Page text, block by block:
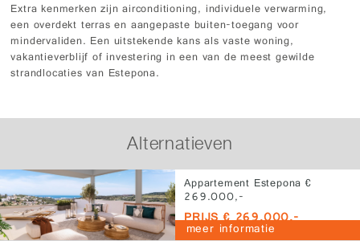
Extra kenmerken zijn airconditioning, individuele verwarming,
een overdekt terras en aangepaste buiten-toegang voor
mindervaliden. Een uitstekende kans als vaste woning,
vakantieverblijf of investering in een van de meest gewilde
strandlocaties van Estepona.
Alternatieven
Appartement Estepona €
269.000,-
PRIJS € 269.000,-
meer informatie